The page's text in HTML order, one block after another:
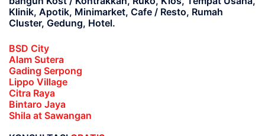
Klinik, Apotik, Minimarket, Cafe / Resto, Rumah
Cluster, Gedung, Hotel.
BSD City
Alam Sutera
Gading Serpong
Lippo Village
Citra Raya
Bintaro Jaya
Shila at Sawangan